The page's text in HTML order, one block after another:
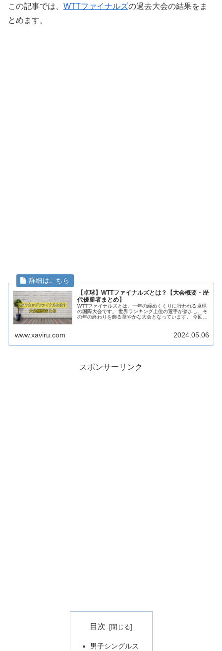
この記事では、 WTTファイナルズの過去大会の結果をま
とめます。
【卓球】WTTファイナルズとは？【大会概要・歴
代優勝者まとめ】
WTTファイナルズとは、一年の締めくくりに行われる卓球
の国際大会です。 世界ランキング上位の選手が参加し、そ
の年の終わりを飾る華やかな大会となっています。 今回は
www.xaviru.com 2024.05.06
スポンサーリンク
目次
男子シングルス